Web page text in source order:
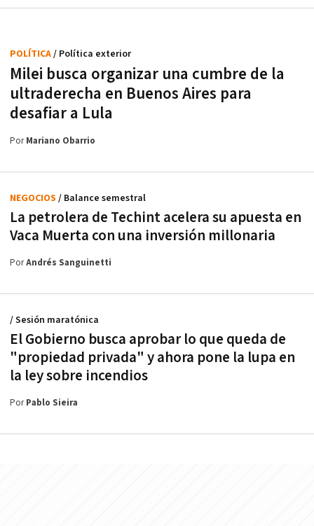
Milei busca organizar una cumbre de la
ultraderecha en Buenos Aires para
desafiar a Lula
POLÍTICA/ Política exterior
PorMariano Obarrio
La petrolera de Techint acelera su apuesta en
Vaca Muerta con una inversión millonaria
NEGOCIOS / Balance semestral
PorAndrés Sanguinetti
El Gobierno busca aprobar lo que queda de
"propiedad privada" y ahora pone la lupa en
la ley sobre incendios
/ Sesión maratónica
PorPablo Sieira